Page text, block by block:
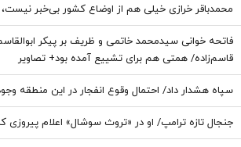
محمدباقر خرازی خیلی هم از اوضاع کشور بی‌خبر نیست،
هستیم که بی‌خبریم
فاتحه خوانی سیدمحمد خاتمی و ظریف بر پیکر
قاسم‌زاده/ همتی هم برای تشییع آمده بود+ تصاویر
سپاه هشدار داد/ احتمال وقوع انفجار در این منطقه
جنجال تازه ترامپ/ او در «تروث سوشال» اعلام پیروزی